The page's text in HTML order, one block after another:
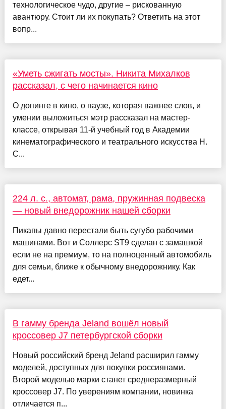
технологическое чудо, другие – рискованную
авантюру. Стоит ли их покупать? Ответить на этот
вопр...
«Уметь сжигать мосты». Никита Михалков
рассказал, с чего начинается кино
О допинге в кино, о паузе, которая важнее слов, и
умении выложиться мэтр рассказал на мастер-
классе, открывая 11-й учебный год в Академии
кинемато­графического и театрального искусства Н.
С...
224 л. с., автомат, рама, пружинная подвеска
— новый внедорожник нашей сборки
Пикапы давно перестали быть сугубо рабочими
машинами. Вот и Соллерс ST9 сделан с замашкой
если не на премиум, то на полноценный автомобиль
для семьи, ближе к обычному внедорожнику. Как
едет...
В гамму бренда Jeland вошёл новый
кроссовер J7 петербургской сборки
Новый российский бренд Jeland расширил гамму
моделей, доступных для покупки россиянами.
Второй моделью марки станет среднеразмерный
кроссовер J7. По уверениям компании, новинка
отличается п...